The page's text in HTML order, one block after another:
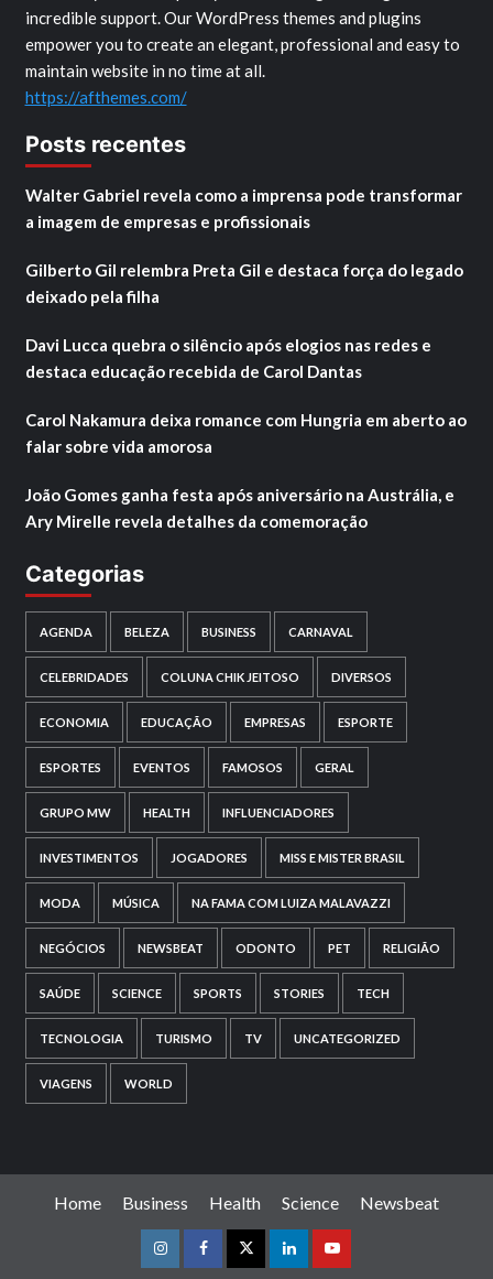
incredible support. Our WordPress themes and plugins
empower you to create an elegant, professional and easy to
maintain website in no time at all.
https://afthemes.com/
Posts recentes
Walter Gabriel revela como a imprensa pode transformar
a imagem de empresas e profissionais
Gilberto Gil relembra Preta Gil e destaca força do legado
deixado pela filha
Davi Lucca quebra o silêncio após elogios nas redes e
destaca educação recebida de Carol Dantas
Carol Nakamura deixa romance com Hungria em aberto ao
falar sobre vida amorosa
João Gomes ganha festa após aniversário na Austrália, e
Ary Mirelle revela detalhes da comemoração
Categorias
AGENDA BELEZA BUSINESS CARNAVAL
CELEBRIDADES COLUNA CHIK JEITOSO DIVERSOS
ECONOMIA EDUCAÇÃO EMPRESAS ESPORTE
ESPORTES EVENTOS FAMOSOS GERAL
GRUPO MW HEALTH INFLUENCIADORES
INVESTIMENTOS JOGADORES MISS E MISTER BRASIL
MODA MÚSICA NA FAMA COM LUIZA MALAVAZZI
NEGÓCIOS NEWSBEAT ODONTO PET RELIGIÃO
SAÚDE SCIENCE SPORTS STORIES TECH
TECNOLOGIA TURISMO TV UNCATEGORIZED
VIAGENS WORLD
Home Business Health Science Newsbeat
InstagramFacebookTwitterLinkedinYoutube